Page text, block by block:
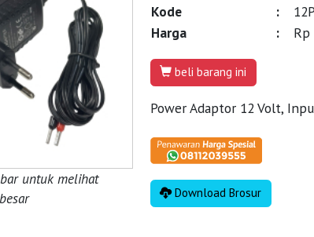
untuk melihat
Kode
:
Harga
: Rp
beli barang ini
Power Adaptor 12 Volt,
Download Brosur